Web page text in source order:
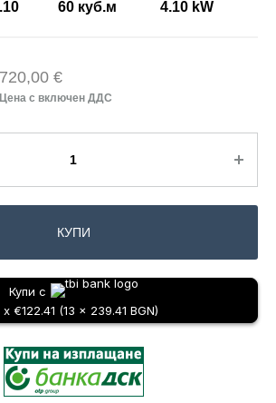
60 куб.м 4.10 kW
720,00 €
КУПИ
Купи с
x €122.41 (13 x 239.41 BGN)